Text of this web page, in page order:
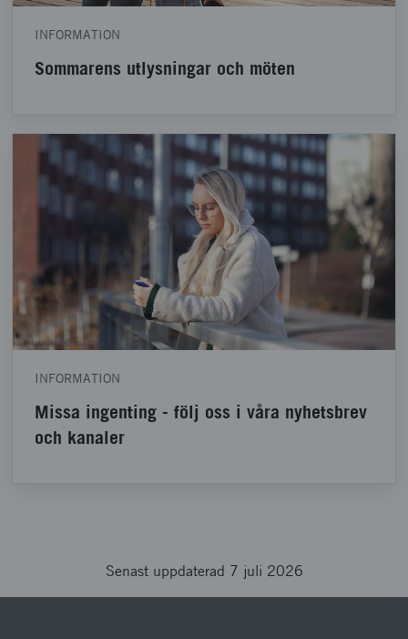
INFORMATION
Sommarens utlysningar och möten
INFORMATION
Missa ingenting - följ oss i våra nyhetsbrev
och kanaler
Senast uppdaterad 7 juli 2026